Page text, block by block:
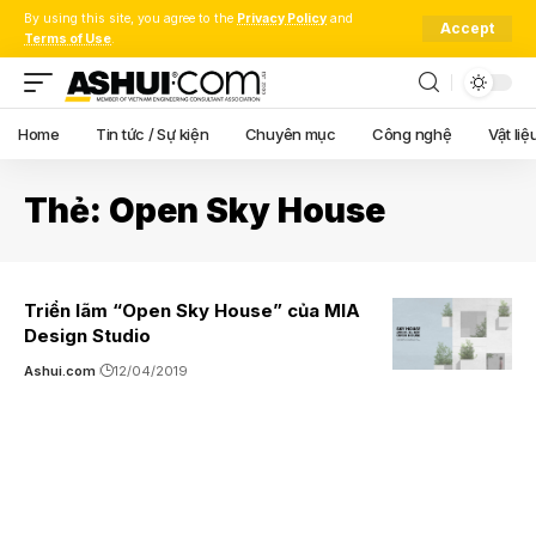
By using this site, you agree to the Privacy Policy and
Terms of Use.
Accept
Home Tin tức / Sự kiện Chuyên mục Công nghệ Vật
Thẻ: Open Sky House
Triển lãm “Open Sky House” của MIA
Design Studio
Ashui.com 12/04/2019